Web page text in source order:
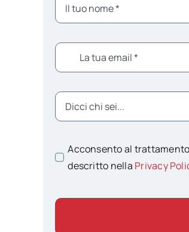
Acconsento al
descritto nella Privacy